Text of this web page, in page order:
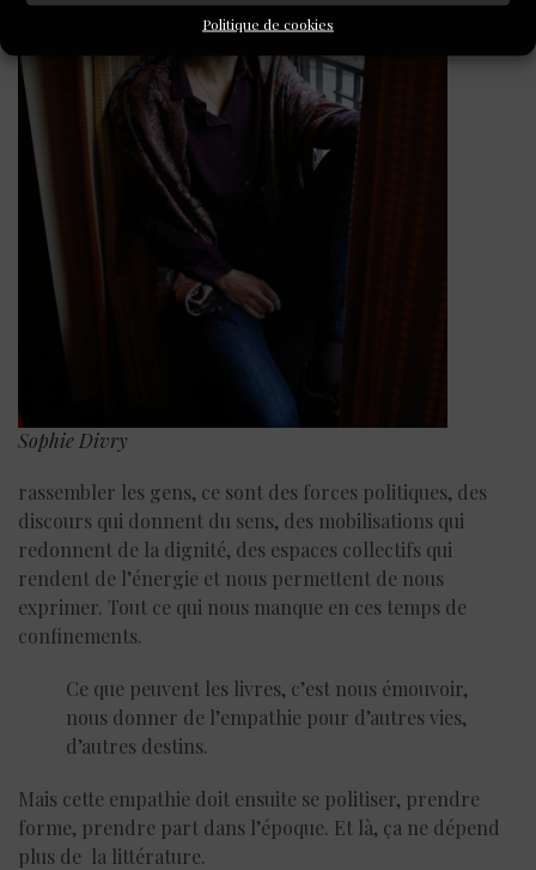
Politique de cookies
Sophie Divry
rassembler les gens, ce sont des forces politiques, des
discours qui donnent du sens, des mobilisations qui
redonnent de la dignité, des espaces collectifs qui
rendent de l’énergie et nous permettent de nous
exprimer. Tout ce qui nous manque en ces temps de
confinements.
Ce que peuvent les livres, c’est nous émouvoir,
nous donner de l’empathie pour d’autres vies,
d’autres destins.
Mais cette empathie doit ensuite se politiser, prendre
forme, prendre part dans l’époque. Et là, ça ne dépend
plus de la littérature.